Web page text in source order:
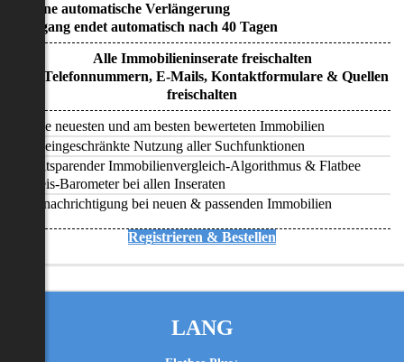
• Keine automatische Verlängerung
• Zugang endet automatisch nach 40 Tagen
Alle Immobilieninserate freischalten
Alle Telefonnummern, E-Mails, Kontaktformulare & Quellen
freischalten
Alle neuesten und am besten bewerteten Immobilien
Uneingeschränkte Nutzung aller Suchfunktionen
Zeitsparender Immobilienvergleich-Algorithmus & Flatbee
Preis-Barometer bei allen Inseraten
Benachrichtigung bei neuen & passenden Immobilien
Registrieren & Bestellen
LANG